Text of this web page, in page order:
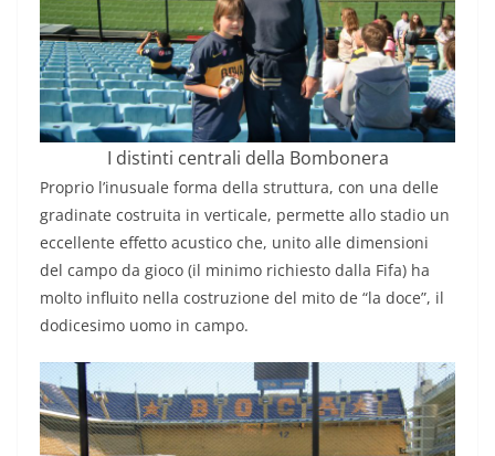
I distinti centrali della Bombonera
Proprio l’inusuale forma della struttura, con una delle
gradinate costruita in verticale, permette allo stadio un
eccellente effetto acustico che, unito alle dimensioni
del campo da gioco (il minimo richiesto dalla Fifa) ha
molto influito nella costruzione del mito de “la doce”, il
dodicesimo uomo in campo.